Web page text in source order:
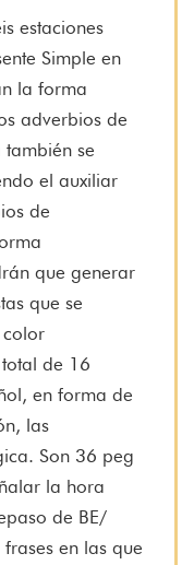
estaciones
Simple en
la forma
adverbios de
se
el auxiliar
de
que generar
que se
color
de 16
en forma de
las
Son 36 peg
la hora
de BE/
en las que